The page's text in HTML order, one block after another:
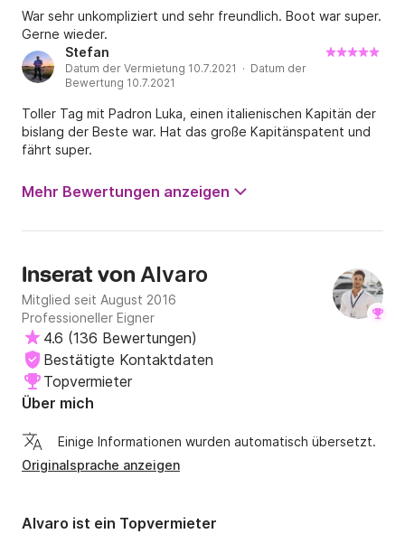
War sehr unkompliziert und sehr freundlich. Boot war super.
Gerne wieder.
Stefan
Datum der Vermietung 10.7.2021 · Datum der
Bewertung 10.7.2021
Toller Tag mit Padron Luka, einen italienischen Kapitän der
bislang der Beste war. Hat das große Kapitänspatent und
fährt super.
Mehr Bewertungen anzeigen
Inserat von Alvaro
Mitglied seit August 2016
Professioneller Eigner
4.6 (136 Bewertungen)
Bestätigte Kontaktdaten
Topvermieter
Über mich
Einige Informationen wurden automatisch übersetzt.
Originalsprache anzeigen
Alvaro ist ein Topvermieter